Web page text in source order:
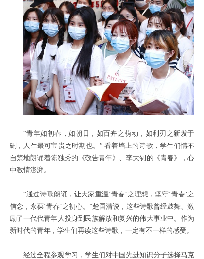
“青年如初春，如朝日，如百卉之萌动，如利刃之新发于
硎，人生最可宝贵之时期也。” 看着墙上的诗歌，学生们情不
自禁地朗诵着陈独秀的《敬告青年》、李大钊的《青春》，心
中激情澎湃。
“通过诗歌朗诵，让大家重温‘青春’之理想，坚守‘青春’之
信念，永葆‘青春’之初心。”楚国清说，这些诗歌曾经鼓舞、激
励了一代代青年人投身到民族解放和复兴的伟大事业中。作为
新时代的青年，学生们再读这些诗歌，一定有不一样的感受。
经过全程参观学习，学生们对中国先进知识分子选择马克